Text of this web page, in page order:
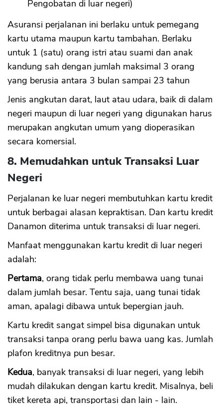
Pengobatan di luar negeri)
Asuransi perjalanan ini berlaku untuk pemegang
kartu utama maupun kartu tambahan. Berlaku
untuk 1 (satu) orang istri atau suami dan anak
kandung sah dengan jumlah maksimal 3 orang
yang berusia antara 3 bulan sampai 23 tahun
Jenis angkutan darat, laut atau udara, baik di dalam
negeri maupun di luar negeri yang digunakan harus
merupakan angkutan umum yang dioperasikan
secara komersial.
8. Memudahkan untuk Transaksi Luar
Negeri
Perjalanan ke luar negeri membutuhkan kartu kredit
untuk berbagai alasan kepraktisan. Dan kartu kredit
Danamon diterima untuk transaksi di luar negeri.
Manfaat menggunakan kartu kredit di luar negeri
adalah:
Pertama, orang tidak perlu membawa uang tunai
dalam jumlah besar. Tentu saja, uang tunai tidak
aman, apalagi dibawa untuk bepergian jauh.
Kartu kredit sangat simpel bisa digunakan untuk
transaksi tanpa orang perlu bawa uang kas. Jumlah
plafon kreditnya pun besar.
Kedua, banyak transaksi di luar negeri, yang lebih
mudah dilakukan dengan kartu kredit. Misalnya, beli
tiket kereta api, transportasi dan lain - lain.
CANCEL